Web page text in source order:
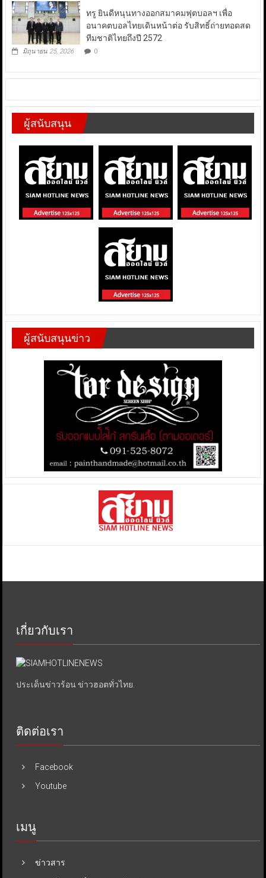
ทรู ยินดีหนุนทางออกสมาคมฟุตบอลฯ เพื่อ
อนาคตบอลไทยเดินหน้าต่อ รับสิทธิ์ถ่ายทอดสด
ทีมชาติไทยถึงปี 2572
มิถุนายน 25, 2026 0
ผู้สนับสนุน
ผู้สนับสนุนข่าว
เกี่ยวกับเรา
ประเด็นข่าวร้อน ข่าวฮอตทั่วไทย.
ติดต่อเรา
Facebook
Youtube
เมนู
ข่าวสาร